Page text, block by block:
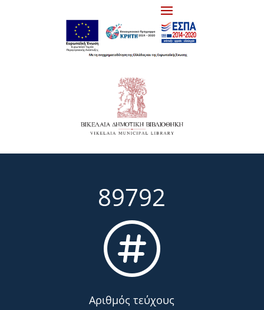
89792

Αριθμός τεύχους